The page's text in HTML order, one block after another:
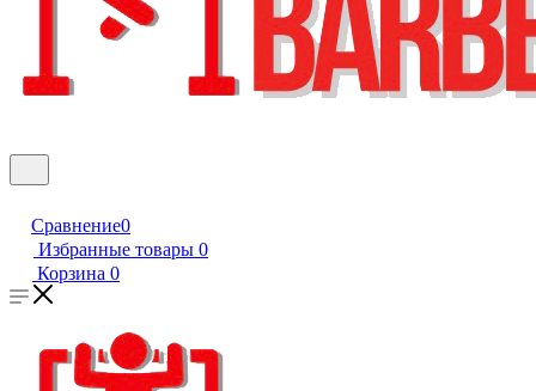
Сравнение0
Избранные товары 0
Корзина 0